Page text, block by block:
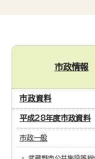
市政情報
市政資料
平成28年度市政資料
市政一般